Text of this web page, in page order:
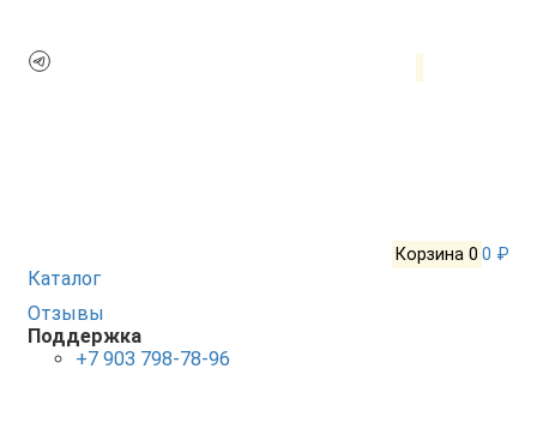
Корзина 0 0 ₽
Каталог
Отзывы
Поддержка
+7 903 798-78-96